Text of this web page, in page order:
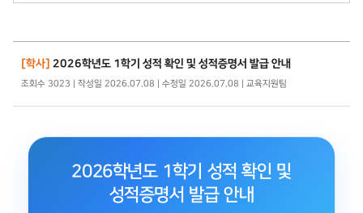
[학사] 2026학년도 1학기 성적 확인 및 성적증명서 발급 안내
조회수 3023 | 작성일 2026.07.08 | 수정일 2026.07.08 | 교육지원팀
2026학년도 1학기 성적 확인 및
성적증명서 발급 안내